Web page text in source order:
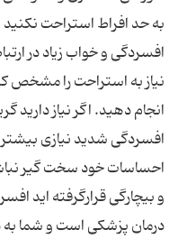
افسردگی و خواب زیاد در
نیاز به استراحت را مشخص
انجام دهید. اگر نیاز دارید
افسردگی شدید نیازی بیشتر
احساسات خود سخت گیر
و بیچارگی قرارگرفته اید
درمان پزشكی است و شما به